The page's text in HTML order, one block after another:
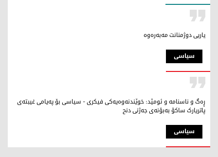
سیاسی
ياریی دوژمنانت مەبەرەوە
سیاسی
ڕەگ و ناسنامە و ئومێد: خوێندنەوەیەکی فیکری - سیاسی بۆ پەیامی غیبتەی
پاتریارک ساکۆ بەبۆنەی جەژنی دنح